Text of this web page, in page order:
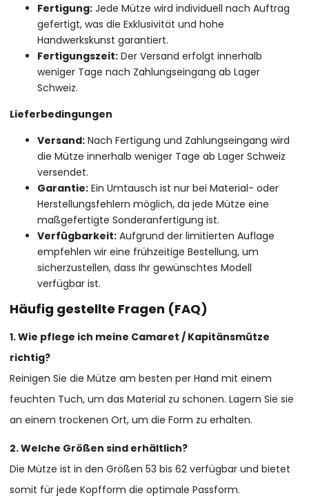
Fertigung: Jede Mütze wird individuell nach Auftrag
gefertigt, was die Exklusivität und hohe
Handwerkskunst garantiert.
Fertigungszeit: Der Versand erfolgt innerhalb
weniger Tage nach Zahlungseingang ab Lager
Schweiz.
Lieferbedingungen
Versand: Nach Fertigung und Zahlungseingang wird
die Mütze innerhalb weniger Tage ab Lager Schweiz
versendet.
Garantie: Ein Umtausch ist nur bei Material- oder
Herstellungsfehlern möglich, da jede Mütze eine
maßgefertigte Sonderanfertigung ist.
Verfügbarkeit: Aufgrund der limitierten Auflage
empfehlen wir eine frühzeitige Bestellung, um
sicherzustellen, dass Ihr gewünschtes Modell
verfügbar ist.
Häufig gestellte Fragen (FAQ)
1. Wie pflege ich meine Camaret / Kapitänsmütze
richtig?
Reinigen Sie die Mütze am besten per Hand mit einem
feuchten Tuch, um das Material zu schonen. Lagern Sie sie
an einem trockenen Ort, um die Form zu erhalten.
2. Welche Größen sind erhältlich?
Die Mütze ist in den Größen 53 bis 62 verfügbar und bietet
somit für jede Kopfform die optimale Passform.